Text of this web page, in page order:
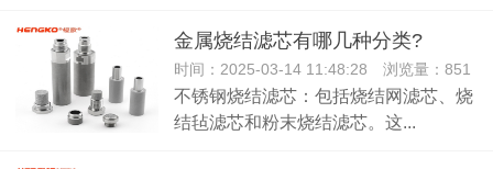
金属烧结滤芯有哪几种分类?
时间：2025-03-14 11:48:28 浏览量：851
不锈钢烧结滤芯：包括烧结网滤芯、烧
结毡滤芯和粉末烧结滤芯。这...